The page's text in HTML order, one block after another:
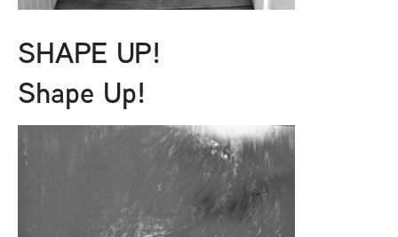
SHAPE UP!
Shape Up!